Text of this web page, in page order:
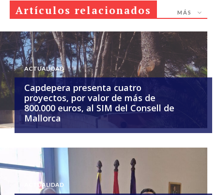
Artículos relacionados MÁS
ACTUALIDAD
Capdepera presenta cuatro
proyectos, por valor de más de
800.000 euros, al SIM del Consell de
Mallorca
ACTUALIDAD